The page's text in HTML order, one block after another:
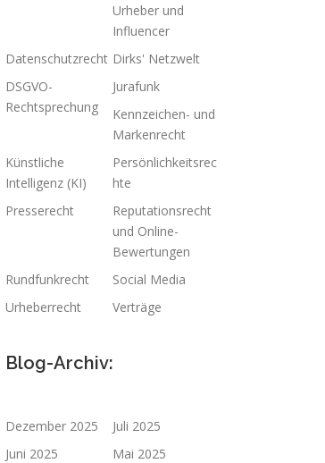
Urheber und
Influencer
Datenschutzrecht Dirks' Netzwelt
DSGVO-
Rechtsprechung
Jurafunk
Kennzeichen- und
Markenrecht
Künstliche
Intelligenz (KI)
Persönlichkeitsrec
hte
Presserecht
Reputationsrecht
und Online-
Bewertungen
Rundfunkrecht
Social Media
Urheberrecht
Verträge
Blog-Archiv:
Dezember 2025
Juli 2025
Juni 2025
Mai 2025